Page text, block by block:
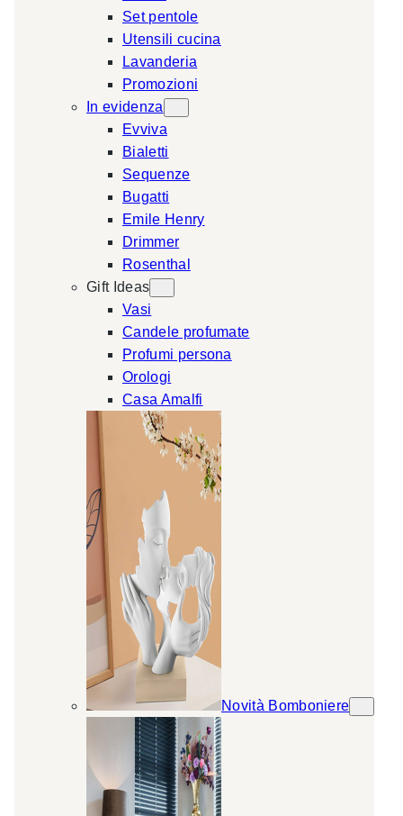
c
Set pentole
Utensili cucina
Lavanderia
Promozioni
In evidenza
Evviva
Bialetti
Sequenze
Bugatti
Emile Henry
Drimmer
Rosenthal
Gift Ideas
Vasi
Candele profumate
Profumi persona
Orologi
Casa Amalfi
Novità Bomboniere